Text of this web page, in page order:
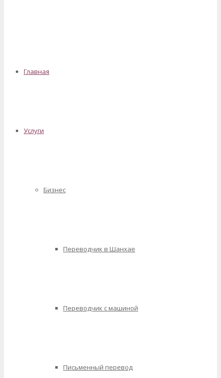
Главная
Услуги
Бизнес
Переводчик в Шанхае
Переводчик с машиной
Письменный перевод